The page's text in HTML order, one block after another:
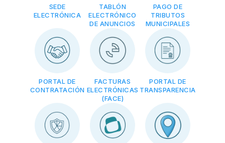
SEDE
ELECTRÓNICA
TABLÓN
ELECTRÓNICO
DE ANUNCIOS
PAGO DE
TRIBUTOS
MUNICIPALES
PORTAL DE
CONTRATACIÓN
FACTURAS
ELECTRÓNICAS
(FACE)
PORTAL DE
TRANSPARENCIA